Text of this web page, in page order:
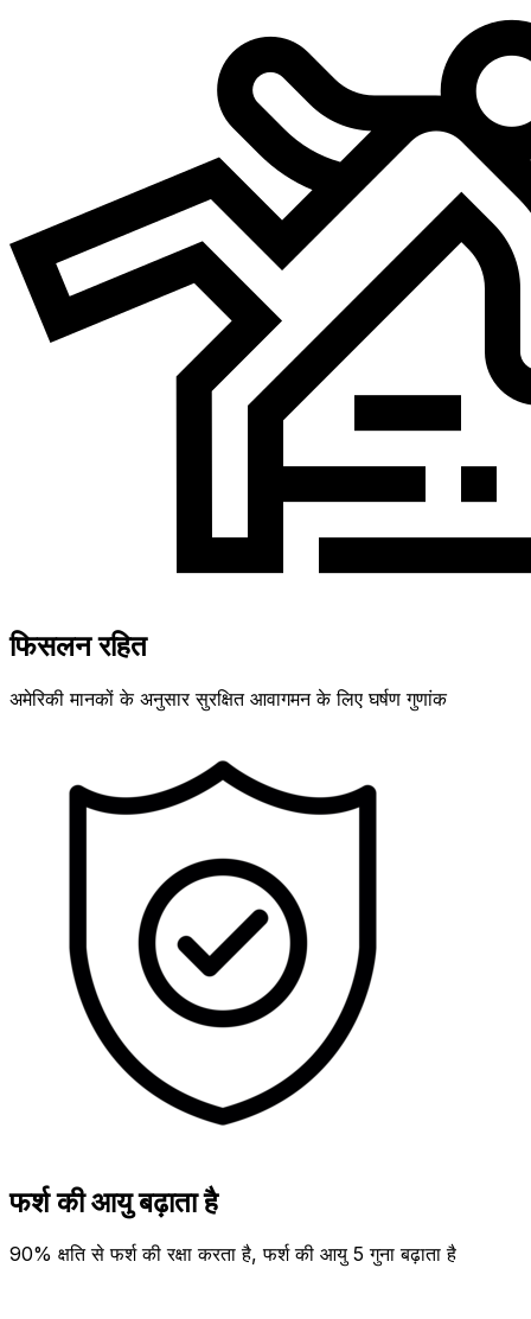
फिसलन रहित
अमेरिकी मानकों के अनुसार सुरक्षित आवागमन के लिए घर्षण गुणांक
फर्श की आयु बढ़ाता है
90% क्षति से फर्श की रक्षा करता है, फर्श की आयु 5 गुना बढ़ाता है